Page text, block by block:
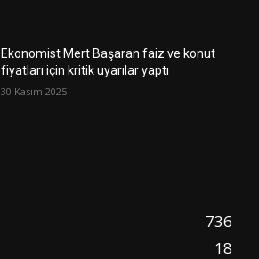
Ekonomist Mert Başaran faiz ve konut
fiyatları için kritik uyarılar yaptı
30 Kasım 2025
736
18